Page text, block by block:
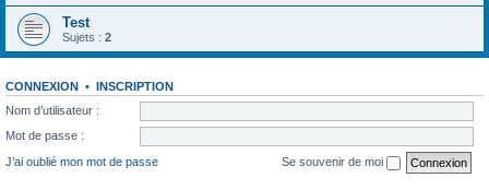
Test
Sujets : 2
CONNEXION • INSCRIPTION
Nom d’utilisateur :
Mot de passe :
J’ai oublié mon mot de passe
Se souvenir de moi